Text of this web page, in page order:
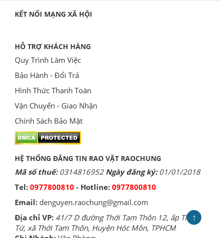
KẾT NỐI MẠNG XÃ HỘI
HỖ TRỢ KHÁCH HÀNG
Quy Trình Làm Việc
Bảo Hành - Đổi Trả
Hình Thức Thanh Toán
Vận Chuyển - Giao Nhận
Chính Sách Bảo Mật
HỆ THỐNG ĐĂNG TIN RAO VẶT RAOCHUNG
Mã số thuế:0314816952Ngày đăng ký:01/01/2018
Tel: 0977800810 - Hotline: 0977800810
Email: denguyen.raochung@gmail.com
Địa chỉ VP: 41/7 D đường Thới Tam Thôn 12, ấp Thới
Tứ, xã Thới Tam Thôn, Huyện Hóc Môn, TPHCM
↑